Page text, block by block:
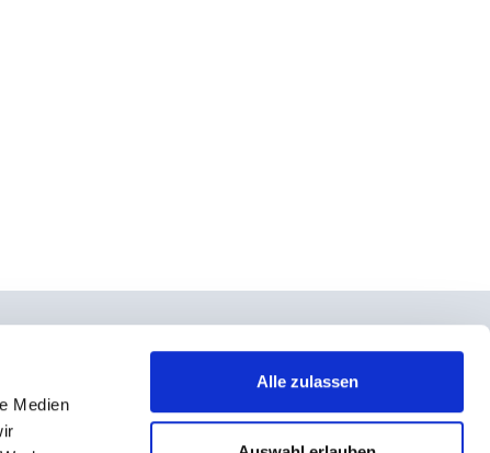
Medien
Alle zulassen
und Teilnahmebedingungen